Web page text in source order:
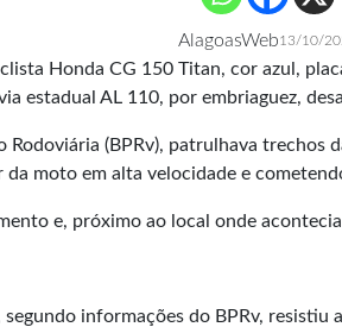
AlagoasWeb13/10/
Honda CG 150 Titan, cor azul,
estadual AL 110, por embriaguez,
Rodoviária (BPRv), patrulhava trechos
moto em alta velocidade e
e, próximo ao local onde
informações do BPRv, resistiu